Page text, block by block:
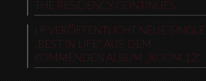
THE RESIDENCY CONTINUES
LP VERÖFFENTLICHT NEUE SINGLE
„BEST IN LIFE“ AUS DEM
KOMMENDEN ALBUM „ROOM 12“